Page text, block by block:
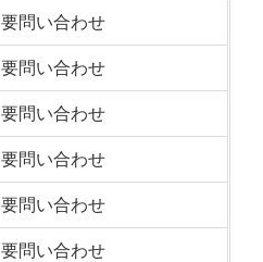
要問い合わせ
要問い合わせ
要問い合わせ
要問い合わせ
要問い合わせ
要問い合わせ